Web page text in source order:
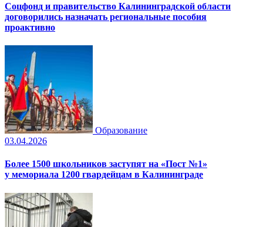
Соцфонд и правительство Калининградской области
договорились назначать региональные пособия
проактивно
Образование
03.04.2026
Более 1500 школьников заступят на «Пост №1»
у мемориала 1200 гвардейцам в Калининграде